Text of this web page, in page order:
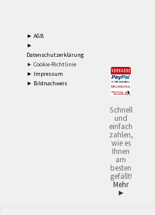
► AGB
►
Datenschutzerklärung
► Cookie-Richtlinie
► Impressum
► Bildnachweis
Schnell
und
einfach
zahlen,
wie es
Ihnen
am
besten
gefällt!
Mehr
►